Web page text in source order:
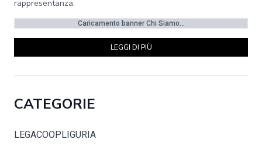
rappresentanza.
Caricamento banner Chi Siamo...
LEGGI DI PIÙ
CATEGORIE
LEGACOOPLIGURIA